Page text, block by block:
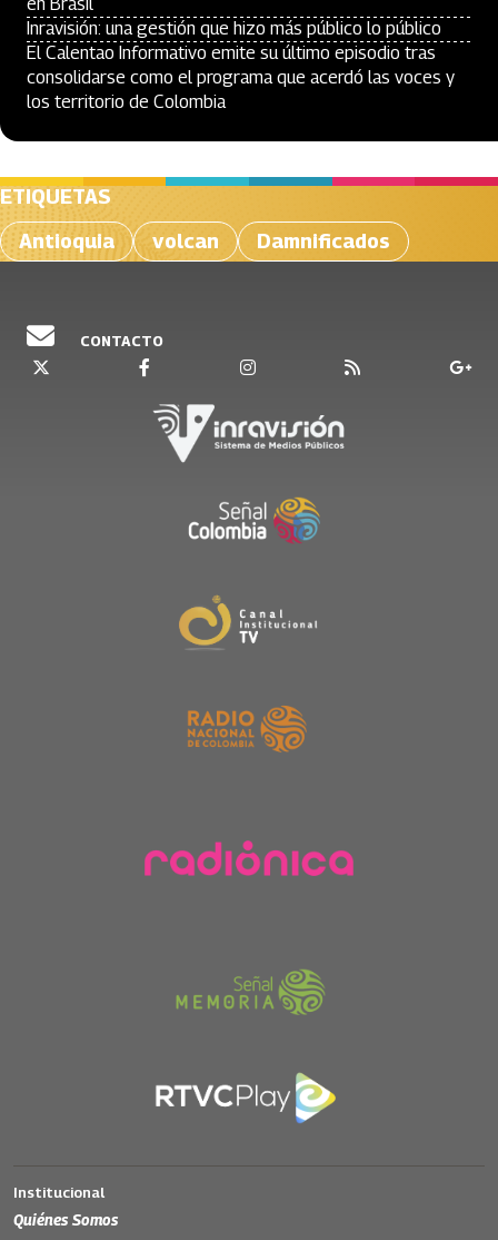
Inravisión: una gestión que hizo más público lo público
El Calentao Informativo emite su último episodio tras
consolidarse como el programa que acerdó las voces y
los territorio de Colombia
ETIQUETAS
Antioquia
volcan Damnificados
CONTACTO
Institucional
Quiénes Somos